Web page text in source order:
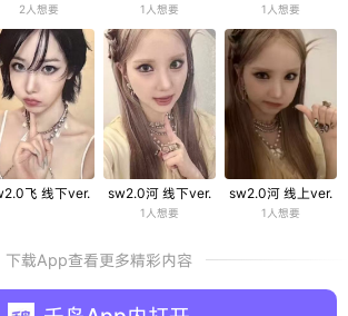
2人想要 1人想要 1人想要
飞 线下ver. sw2.0河 线下ver.
1人想要
sw2.0河 线上ver.
1人想要
下载App查看更多精彩内容